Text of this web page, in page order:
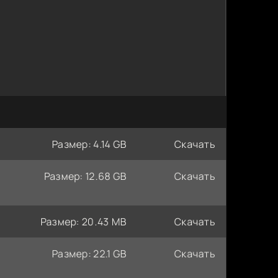
Размер: 4.14 GB Скачать
Размер: 12.68 GB Скачать
Размер: 20.43 MB Скачать
Размер: 22.1 GB Скачать